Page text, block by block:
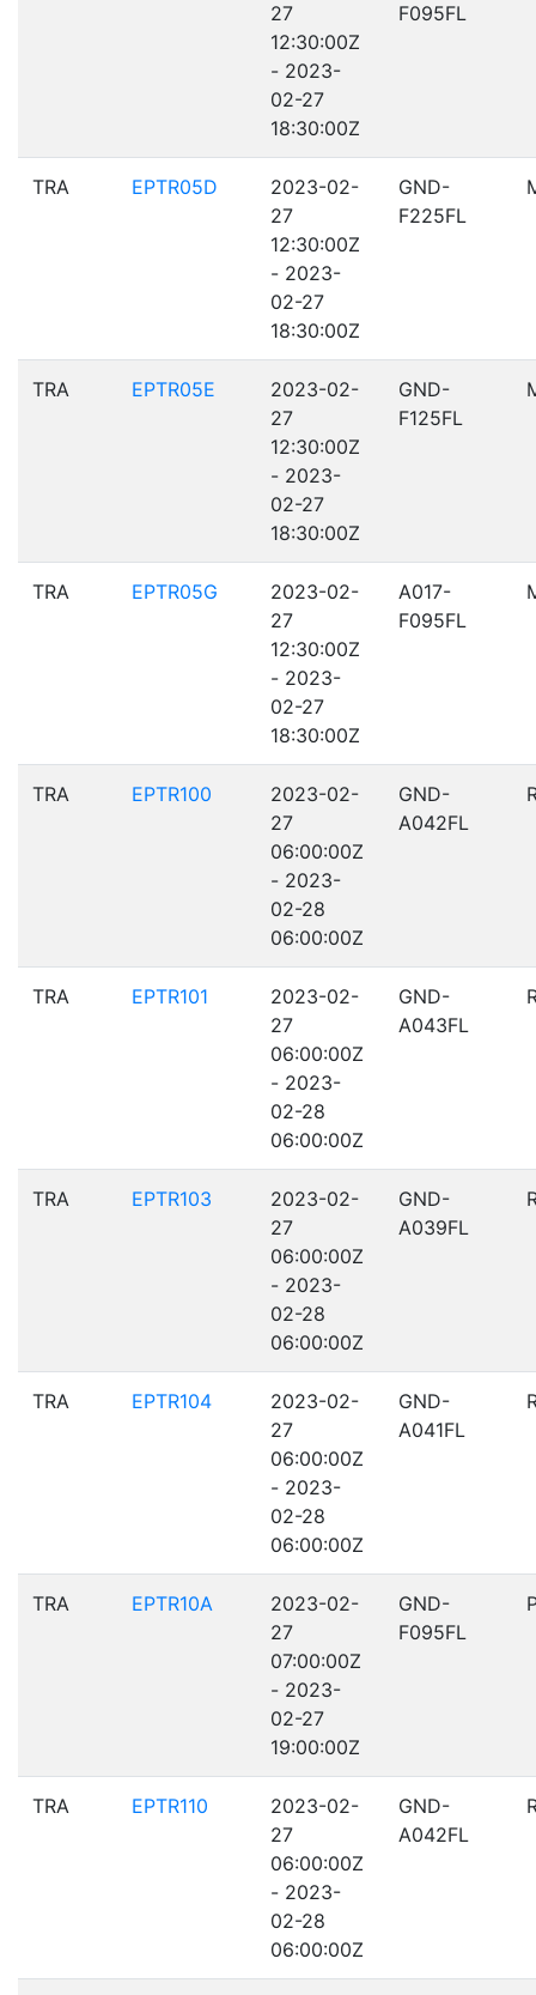
27
12:30:00Z
- 2023-
02-27
18:30:00Z
F095FL
TRA EPTR05D
2023-02-
27
12:30:00Z
- 2023-
02-27
18:30:00Z
GND-
F225FL
TRA EPTR05E
2023-02-
27
12:30:00Z
- 2023-
02-27
18:30:00Z
GND-
F125FL
TRA EPTR05G
2023-02-
27
12:30:00Z
- 2023-
02-27
18:30:00Z
A017-
F095FL
TRA EPTR100
2023-02-
27
06:00:00Z
- 2023-
02-28
06:00:00Z
GND-
A042FL
TRA EPTR101
2023-02-
27
06:00:00Z
- 2023-
02-28
06:00:00Z
GND-
A043FL
TRA EPTR103
2023-02-
27
06:00:00Z
- 2023-
02-28
06:00:00Z
GND-
A039FL
TRA EPTR104
2023-02-
27
06:00:00Z
- 2023-
02-28
06:00:00Z
GND-
A041FL
TRA EPTR10A
2023-02-
27
07:00:00Z
- 2023-
02-27
19:00:00Z
GND-
F095FL
TRA EPTR110
2023-02-
27
06:00:00Z
- 2023-
02-28
06:00:00Z
GND-
A042FL